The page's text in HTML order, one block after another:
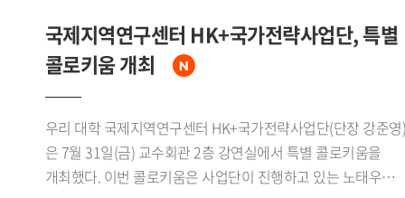
가하나 나브야 제임스(Gahana Navya James) 인도 외교부
유엔 경제 사회 및 지속가능개발국 사무관이 참석했다.우리
"극지연구센터는 인도 정부의 극지 연구 확대와 장려 필요성에
관한 의견을 존중하며, 양국 대학 및 연구기관 간 네트워크
구축과 공동연구 활성화를 위한 협력 거점 역할을 수행할 수
국제지역연구센터 HK+국가전략사업단, 특별
콜로키움 개최
우리 대학 국제지역연구센터 HK+국가전략사업단(단장 강준
은 7월 31일(금) 교수회관 2층 강연실에서 특별 콜로키움을
개최했다. 이번 콜로키움은 사업단이 진행하고 있는 노태우